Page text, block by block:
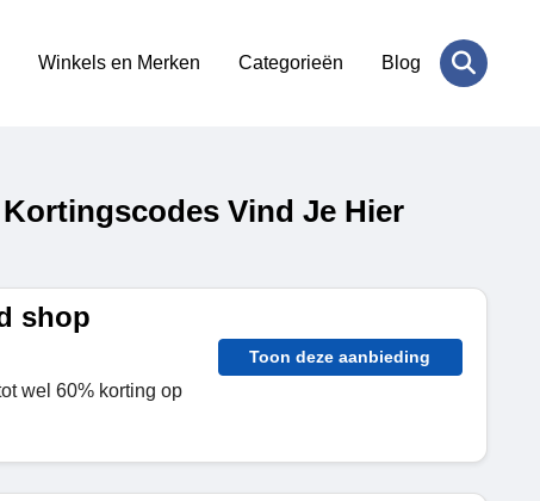
Winkels en Merken Categorieën Blog
Vind Je Hier
shop
wel 60% korting op
Toon deze aanbieding